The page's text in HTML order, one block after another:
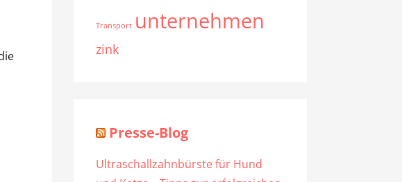
Transport unternehmen
zink
Presse-Blog
Ultraschallzahnbürste für Hund